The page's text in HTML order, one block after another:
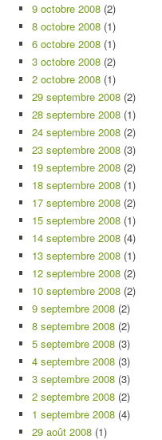
9 octobre 2008 (2)
8 octobre 2008 (1)
6 octobre 2008 (1)
3 octobre 2008 (2)
2 octobre 2008 (1)
29 septembre 2008 (2)
28 septembre 2008 (1)
24 septembre 2008 (2)
23 septembre 2008 (3)
19 septembre 2008 (2)
18 septembre 2008 (1)
17 septembre 2008 (2)
15 septembre 2008 (1)
14 septembre 2008 (4)
13 septembre 2008 (1)
12 septembre 2008 (2)
10 septembre 2008 (2)
9 septembre 2008 (2)
8 septembre 2008 (2)
5 septembre 2008 (3)
4 septembre 2008 (3)
3 septembre 2008 (3)
2 septembre 2008 (2)
1 septembre 2008 (4)
29 août 2008 (1)